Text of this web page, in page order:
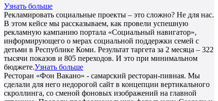
Узнать больше
Рекламировать социальные проекты – это сложно? Не для нас.
В этом кейсе мы рассказываем, как провели успешную
рекламную кампанию портала «Социальный навигатор»,
информирующего о мерах социальной поддержки семей с
детьми в Республике Коми. Результат таргета за 2 месяца – 322
тысячи показов и 805 переходов. И это при минимальном
бюджете.Узнать больше
Ресторан «Фон Вакано» - самарский ресторан-пивная. Мы
сделали для него недорогой сайт в концепции вертикального
скроллинга, со сменой фоновых изображений на главной